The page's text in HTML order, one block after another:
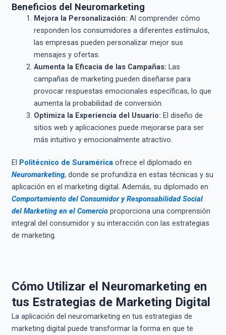
Beneficios del Neuromarketing
Mejora la Personalización: Al comprender cómo
responden los consumidores a diferentes estímulos,
las empresas pueden personalizar mejor sus
mensajes y ofertas.
Aumenta la Eficacia de las Campañas: Las
campañas de marketing pueden diseñarse para
provocar respuestas emocionales específicas, lo que
aumenta la probabilidad de conversión.
Optimiza la Experiencia del Usuario: El diseño de
sitios web y aplicaciones puede mejorarse para ser
más intuitivo y emocionalmente atractivo.
El Politécnico de Suraméricaofrece el diplomado en
Neuromarketing, donde se profundiza en estas técnicas y su
aplicación en el marketing digital. Además, su diplomado en
Comportamiento del Consumidor y Responsabilidad Social
del Marketing en el Comercioproporciona una comprensión
integral del consumidor y su interacción con las estrategias
de marketing.
Cómo Utilizar el Neuromarketing en
tus Estrategias de Marketing Digital
La aplicación del neuromarketing en tus estrategias de
marketing digital puede transformar la forma en que te